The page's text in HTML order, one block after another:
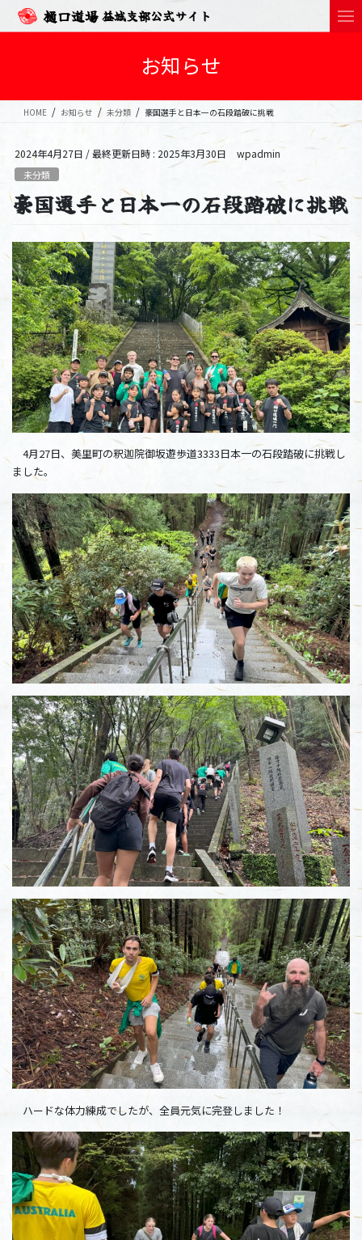
樋口道場 益城支部公式サイト
お知らせ
HOME お知らせ 未分類 豪国選手と日本一の石段踏破に挑戦
2024年4月27日 / 最終更新日時 : 2025年3月30日 wpadmin
未分類
豪国選手と日本一の石段踏破に挑戦
4月27日、美里町の釈迦院御坂遊歩道3333日本一の石段踏破に挑戦し
ました。
ハードな体力練成でしたが、全員元気に完登しました！